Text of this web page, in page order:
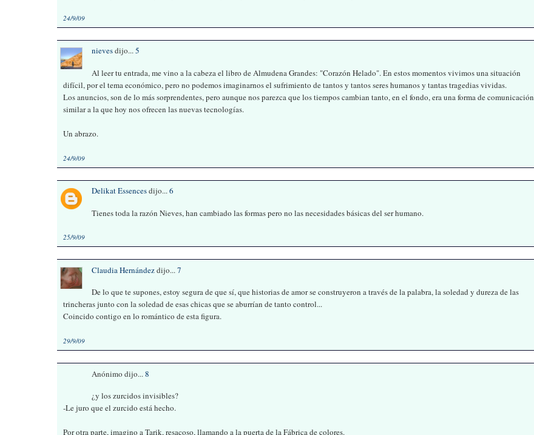
24/9/09
nievesdijo...5
Al leer tu entrada, me vino a la cabeza el libro de Almudena Grandes: "Corazón Helado". En estos momentos vivimos una situación
difícil, por el tema económico, pero no podemos imaginarnos el sufrimiento de tantos y tantos seres humanos y tantas tragedias vividas.
Los anuncios, son de lo más sorprendentes, pero aunque nos parezca que los tiempos cambian tanto, en el fondo, era una forma de comunicación
similar a la que hoy nos ofrecen las nuevas tecnologías.
Un abrazo.
24/9/09
Delikat Essencesdijo...6
Tienes toda la razón Nieves, han cambiado las formas pero no las necesidades básicas del ser humano.
25/9/09
Claudia Hernándezdijo...7
De lo que te supones, estoy segura de que sí, que historias de amor se construyeron a través de la palabra, la soledad y dureza de las
trincheras junto con la soledad de esas chicas que se aburrían de tanto control...
Coincido contigo en lo romántico de esta figura.
29/9/09
Anónimo dijo...8
¿y los zurcidos invisibles?
-Le juro que el zurcido está hecho.
Por otra parte, imagino a Tarik, resacoso, llamando a la puerta de la Fábrica de colores.